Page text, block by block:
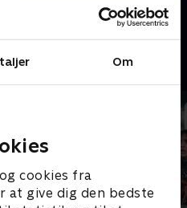
Om
cookies fra
give dig den bedste
afgørende eliminering.
26. februar 2026 • 36 min